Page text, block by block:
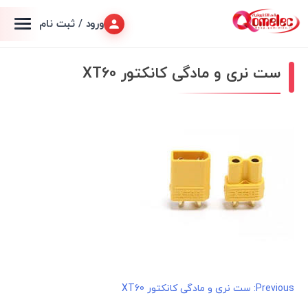
ورود / ثبت نام
ست نری و مادگی کانکتور XT60
راهبری
Previous: ست نری و مادگی کانکتور XT60